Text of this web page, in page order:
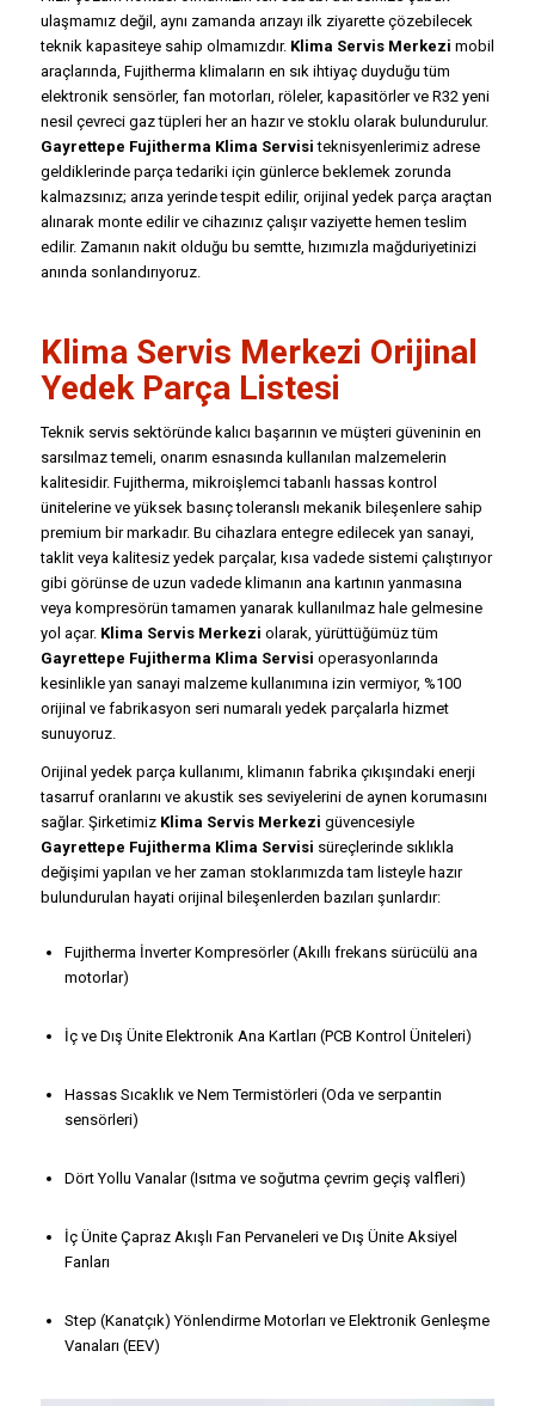
ulaşmamız değil, aynı zamanda arızayı ilk ziyarette çözebilecek
teknik kapasiteye sahip olmamızdır. Klima Servis Merkezi mobil
araçlarında, Fujitherma klimaların en sık ihtiyaç duyduğu tüm
elektronik sensörler, fan motorları, röleler, kapasitörler ve R32 yeni
nesil çevreci gaz tüpleri her an hazır ve stoklu olarak bulundurulur.
Gayrettepe Fujitherma Klima Servisi teknisyenlerimiz adrese
geldiklerinde parça tedariki için günlerce beklemek zorunda
kalmazsınız; arıza yerinde tespit edilir, orijinal yedek parça araçtan
alınarak monte edilir ve cihazınız çalışır vaziyette hemen teslim
edilir. Zamanın nakit olduğu bu semtte, hızımızla mağduriyetinizi
anında sonlandırıyoruz.
Klima Servis Merkezi Orijinal
Yedek Parça Listesi
Teknik servis sektöründe kalıcı başarının ve müşteri güveninin en
sarsılmaz temeli, onarım esnasında kullanılan malzemelerin
kalitesidir. Fujitherma, mikroişlemci tabanlı hassas kontrol
ünitelerine ve yüksek basınç toleranslı mekanik bileşenlere sahip
premium bir markadır. Bu cihazlara entegre edilecek yan sanayi,
taklit veya kalitesiz yedek parçalar, kısa vadede sistemi çalıştırıyor
gibi görünse de uzun vadede klimanın ana kartının yanmasına
veya kompresörün tamamen yanarak kullanılmaz hale gelmesine
yol açar. Klima Servis Merkezi olarak, yürüttüğümüz tüm
Gayrettepe Fujitherma Klima Servisi operasyonlarında
kesinlikle yan sanayi malzeme kullanımına izin vermiyor, %100
orijinal ve fabrikasyon seri numaralı yedek parçalarla hizmet
sunuyoruz.
Orijinal yedek parça kullanımı, klimanın fabrika çıkışındaki enerji
tasarruf oranlarını ve akustik ses seviyelerini de aynen korumasını
sağlar. Şirketimiz Klima Servis Merkezi güvencesiyle
Gayrettepe Fujitherma Klima Servisi süreçlerinde sıklıkla
değişimi yapılan ve her zaman stoklarımızda tam listeyle hazır
bulundurulan hayati orijinal bileşenlerden bazıları şunlardır:
Fujitherma İnverter Kompresörler (Akıllı frekans sürücülü ana
motorlar)
İç ve Dış Ünite Elektronik Ana Kartları (PCB Kontrol Üniteleri)
Hassas Sıcaklık ve Nem Termistörleri (Oda ve serpantin
sensörleri)
Dört Yollu Vanalar (Isıtma ve soğutma çevrim geçiş valfleri)
İç Ünite Çapraz Akışlı Fan Pervaneleri ve Dış Ünite Aksiyel
Fanları
Step (Kanatçık) Yönlendirme Motorları ve Elektronik Genleşme
Vanaları (EEV)